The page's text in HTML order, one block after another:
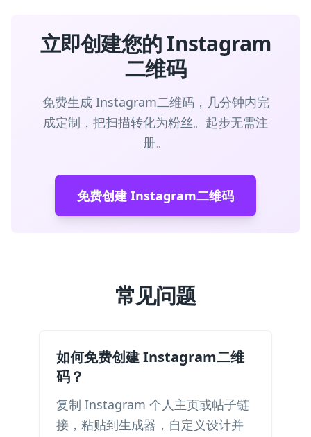
立即创建您的 Instagram
二维码
免费生成 Instagram二维码，几分钟内完
成定制，把扫描转化为粉丝。起步无需注
册。
免费创建 Instagram二维码
常见问题
如何免费创建 Instagram二维
码？
复制 Instagram 个人主页或帖子链
接，粘贴到生成器，自定义设计并